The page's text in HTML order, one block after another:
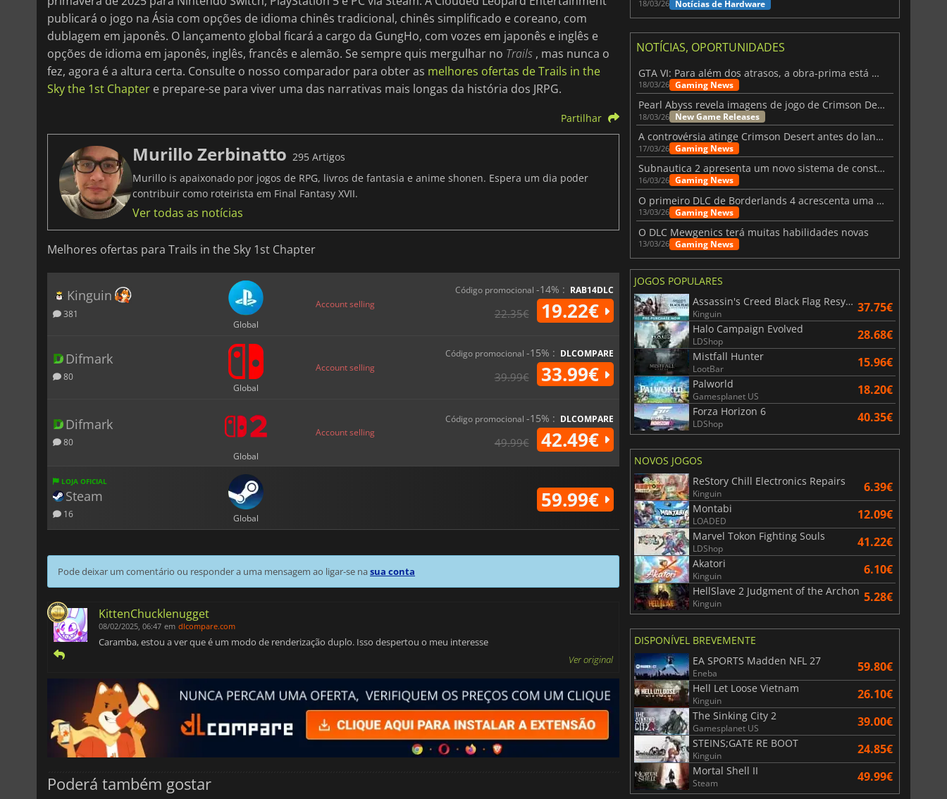
publicará o jogo na Ásia com opções de idioma chinês tradicional, chinês simplificado e coreano, com
dublagem em japonês. O lançamento global ficará a cargo da GungHo, com vozes em japonês e inglês e
opções de idioma em japonês, inglês, francês e alemão. Se sempre quis mergulhar no Trails , mas nunca o
fez, agora é a altura certa. Consulte o nosso comparador para obter as melhores ofertas de Trails in the
Sky the 1st Chapter e prepare-se para viver uma das narrativas mais longas da história dos JRPG.
Partilhar
Murillo Zerbinatto 295 Artigos
Murillo is apaixonado por jogos de RPG, livros de fantasia e anime shonen. Espera um dia poder
contribuir como roteirista em Final Fantasy XVII.
Ver todas as notícias
Melhores ofertas para Trails in the Sky 1st Chapter
Kinguin
381
Global
Account selling
Código promocional -14% : RAB14DLC
22.35€ 19.22€
Difmark
80
Global
Account selling
Código promocional -15% : DLCOMPARE
39.99€ 33.99€
Difmark
80
Global
Account selling
Código promocional -15% : DLCOMPARE
49.99€ 42.49€
LOJA OFICIAL
Steam
16 Global
59.99€
Pode deixar um comentário ou responder a uma mensagem ao ligar-se nasua conta
KittenChucklenugget
08/02/2025, 06:47 em dlcompare.com
Caramba, estou a ver que é um modo de renderização duplo. Isso despertou o meu interesse
Ver original
Poderá também gostar
18/03/26 Notícias de Hardware
NOTÍCIAS, OPORTUNIDADES
GTA VI: Para além dos atrasos, a obra-prima está quase a chegar
18/03/26 Gaming News
Pearl Abyss revela imagens de jogo de Crimson Desert para a PS5
18/03/26 New Game Releases
A controvérsia atinge Crimson Desert antes do lançamento
17/03/26 Gaming News
Subnautica 2 apresenta um novo sistema de construção de bases
16/03/26 Gaming News
O primeiro DLC de Borderlands 4 acrescenta uma nova personagem e muito mais
13/03/26 Gaming News
O DLC Mewgenics terá muitas habilidades novas
13/03/26 Gaming News
JOGOS POPULARES
Assassin's Creed Black Flag Resynced
Kinguin 37.75€
Halo Campaign Evolved
LDShop 28.68€
Mistfall Hunter
LootBar 15.96€
Palworld
Gamesplanet US 18.20€
Forza Horizon 6
LDShop 40.35€
NOVOS JOGOS
ReStory Chill Electronics Repairs
Kinguin 6.39€
Montabi
LOADED 12.09€
Marvel Tokon Fighting Souls
LDShop 41.22€
Akatori
Kinguin 6.10€
HellSlave 2 Judgment of the Archon
Kinguin 5.28€
DISPONÍVEL BREVEMENTE
EA SPORTS Madden NFL 27
Eneba 59.80€
Hell Let Loose Vietnam
Kinguin 26.10€
The Sinking City 2
Gamesplanet US 39.00€
STEINS;GATE RE BOOT
Kinguin 24.85€
Mortal Shell II
Steam 49.99€